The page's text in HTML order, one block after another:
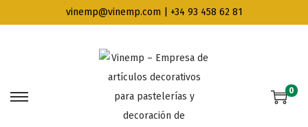
vinemp@vinemp.com | +34 93 458 62 81
0